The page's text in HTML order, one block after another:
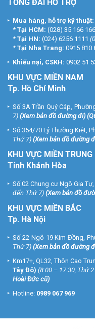
TỔNG ĐÀI HỖ TRỢ
Mua hàng, hỗ trợ kỹ thuật:
* Tại HCM: (028) 35 166 166
* Tại HN: (024) 6256 1111
* Tại Nha Trang: 0915 810
Khiếu nại, CSKH: 0902 51
KHU VỰC MIỀN NAM
Tp. Hồ Chí Minh
Số 3A Trần Quý Cáp,
7) (Xem bản đồ đường đi)
Số 354/70 Lý Thường Kiệt,
Thứ 7) (Xem bản đồ đường
KHU VỰC MIỀN TRUNG
Tỉnh Khánh Hòa
Số 02 Chung cư Ngô Gia
đến Thứ 7) (Xem bản đồ
KHU VỰC MIỀN BẮC
Tp. Hà Nội
Số 22 Ngõ 19 Kim Đồng,
Thứ 7) (Xem bản đồ đường
Km17+, QL32, Thôn Cao
Tây Đô) (8:00 – 17:30, Thứ
Hoài Đức cũ)
Hotline: 0989 067 969